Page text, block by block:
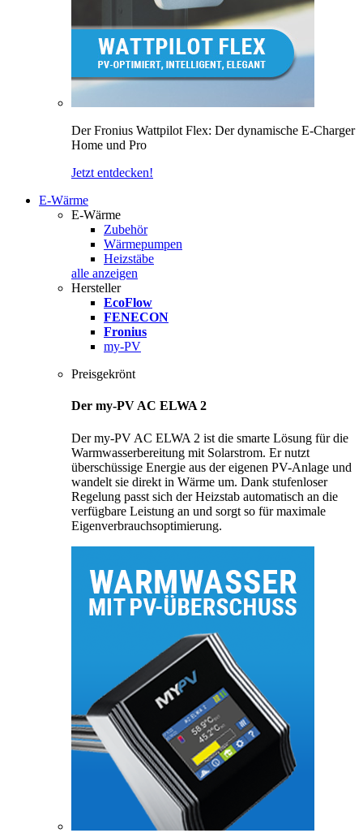
Der Fronius Wattpilot Flex: Der dynamische E-Charger
Home und Pro
Jetzt entdecken!
E-Wärme
E-Wärme
Zubehör
Wärmepumpen
Heizstäbe
alle anzeigen
Hersteller
EcoFlow
FENECON
Fronius
my-PV
Preisgekrönt
Der my-PV AC ELWA 2
Der my-PV AC ELWA 2 ist die smarte Lösung für die
Warmwasserbereitung mit Solarstrom. Er nutzt
überschüssige Energie aus der eigenen PV-Anlage und
wandelt sie direkt in Wärme um. Dank stufenloser
Regelung passt sich der Heizstab automatisch an die
verfügbare Leistung an und sorgt so für maximale
Eigenverbrauchsoptimierung.